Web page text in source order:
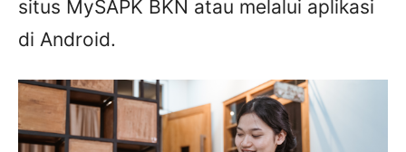
situs MySAPK BKN atau melalui aplikasi
di Android.